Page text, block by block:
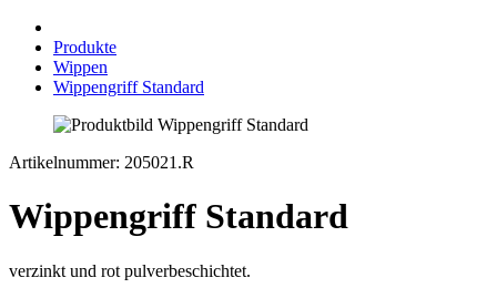
Produkte
Wippen
Wippengriff Standard
Artikelnummer: 205021.R
Wippengriff Standard
verzinkt und rot pulverbeschichtet.